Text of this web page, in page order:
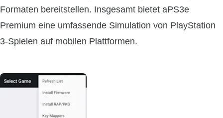
Formaten bereitstellen. Insgesamt bietet aPS3e
Premium eine umfassende Simulation von PlayStation
3-Spielen auf mobilen Plattformen.